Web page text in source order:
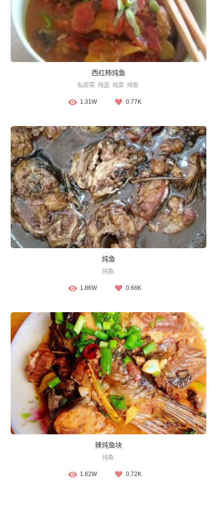
西红柿炖鱼
私房菜 炖盅 炖菜 炖鱼
1.31W 0.77K
炖鱼
炖鱼
1.86W 0.66K
辣炖鱼块
炖鱼
1.62W 0.72K